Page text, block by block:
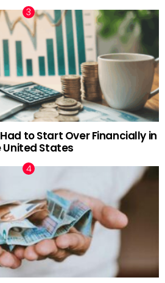
to Start Over Financially in
United States